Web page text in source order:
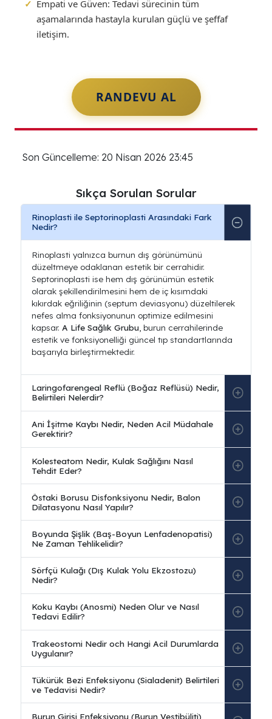
✓ Empati ve Güven: Tedavi sürecinin tüm
aşamalarında hastayla kurulan güçlü ve şeffaf
iletişim.
RANDEVU AL
Son Güncelleme: 20 Nisan 2026 23:45